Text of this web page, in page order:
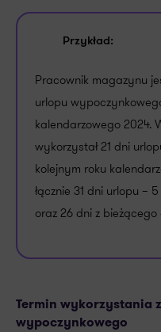
Przykład:
Pracownik magazynu
urlopu
kalendarzowego 2024.
wykorzystał 21 dni
kolejnym roku
łącznie 31 dni urlopu –
oraz 26 dni z
Termin wykorzystania
wypoczynkowego